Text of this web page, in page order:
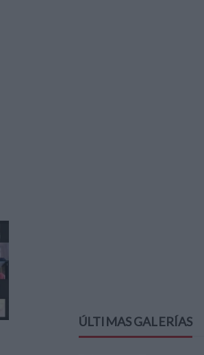
ÚLTIMAS GALERÍAS